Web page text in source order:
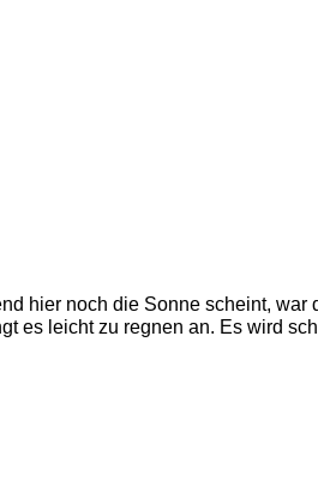
hier noch die Sonne scheint, war
es leicht zu regnen an. Es wird